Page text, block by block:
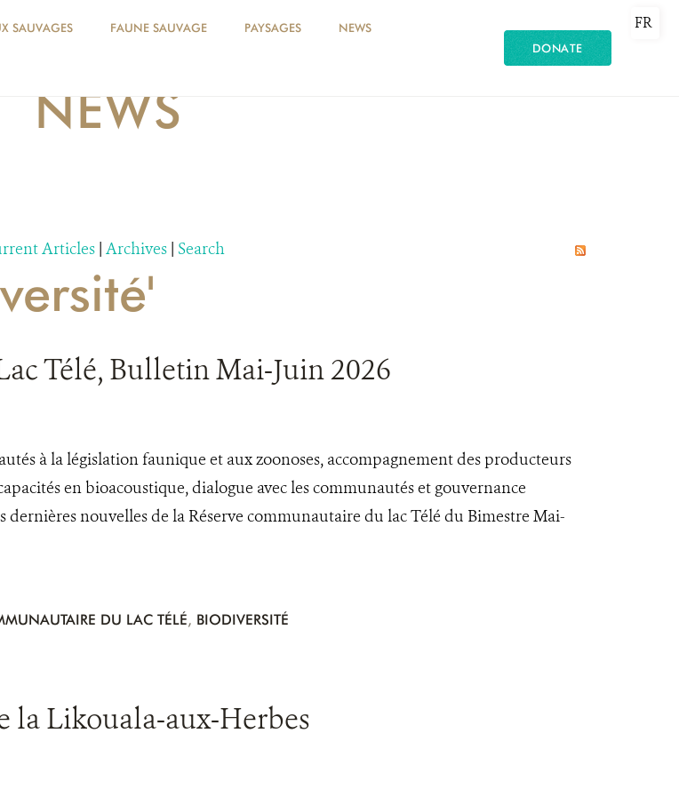
SAUVAGES FAUNE SAUVAGE PAYSAGES NEWS
DONATE
FR
NEWS
Articles | Archives | Search
Télé, Bulletin Mai-Juin 2026
à la législation faunique et aux zoonoses, accompagnement des producteurs
en bioacoustique, dialogue avec les communautés et gouvernance
nouvelles de la Réserve communautaire du lac Télé du Bimestre Mai-
DU LAC TÉLÉ, BIODIVERSITÉ
la Likouala-aux-Herbes